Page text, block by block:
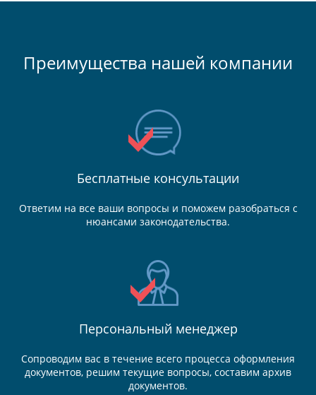
Преимущества нашей компании
Бесплатные консультации
Ответим на все ваши вопросы и поможем разобраться с
нюансами законодательства.
Персональный менеджер
Сопроводим вас в течение всего процесса оформления
документов, решим текущие вопросы, составим архив
документов.